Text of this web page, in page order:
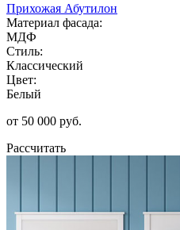
Прихожая Абутилон
Материал фасада:
МДФ
Стиль:
Классический
Цвет:
Белый
от 50 000 руб.
Рассчитать